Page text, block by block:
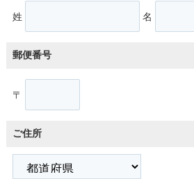
姓 名
郵便番号
〒
ご住所